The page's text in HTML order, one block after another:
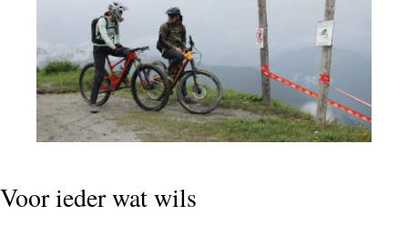
Voor ieder wat wils